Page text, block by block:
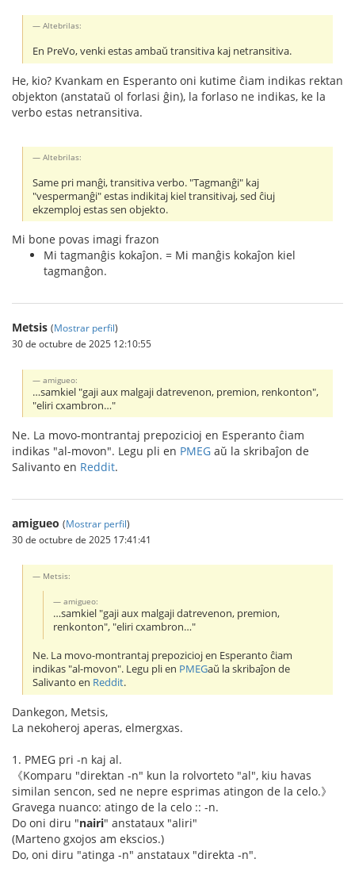
Altebrilas:
En PreVo, venki estas ambaŭ transitiva kaj netransitiva.
He, kio? Kvankam en Esperanto oni kutime ĉiam indikas rektan
objekton (anstataŭ ol forlasi ĝin), la forlaso ne indikas, ke la
verbo estas netransitiva.
Altebrilas:
Same pri manĝi, transitiva verbo. "Tagmanĝi" kaj
"vespermanĝi" estas indikitaj kiel transitivaj, sed ĉiuj
ekzemploj estas sen objekto.
Mi bone povas imagi frazon
Mi tagmanĝis kokaĵon. = Mi manĝis kokaĵon kiel
tagmanĝon.
Metsis (Mostrar perfil)
30 de octubre de 2025 12:10:55
amigueo:
…samkiel "gaji aux malgaji datrevenon, premion, renkonton",
"eliri cxambron…"
Ne. La movo-montrantaj prepozicioj en Esperanto ĉiam
indikas "al-movon". Legu pli en PMEG aŭ la skribaĵon de
Salivanto en Reddit.
amigueo (Mostrar perfil)
30 de octubre de 2025 17:41:41
Metsis:
amigueo:
…samkiel "gaji aux malgaji datrevenon, premion,
renkonton", "eliri cxambron…"
Ne. La movo-montrantaj prepozicioj en Esperanto ĉiam
indikas "al-movon". Legu pli en PMEGaŭ la skribaĵon de
Salivanto en Reddit.
Dankegon, Metsis,
La nekoheroj aperas, elmergxas.
1. PMEG pri -n kaj al.
《Komparu "direktan -n" kun la rolvorteto "al", kiu havas
similan sencon, sed ne nepre esprimas atingon de la celo.》
Gravega nuanco: atingo de la celo :: -n.
Do oni diru "nairi" anstataux "aliri"
(Marteno gxojos am ekscios.)
Do, oni diru "atinga -n" anstataux "direkta -n".